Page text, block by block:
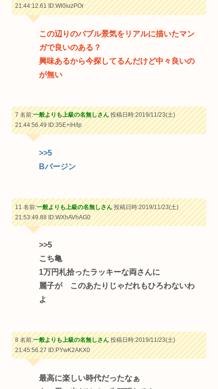
21:44:12.61ID:Wl0iuzPOr
この辺りのバブル景気をリアルに描いたマン
ガで良いのある？
興味あるから今探してるんだけど中々良いの
が無い
7 名前:一般よりも上級の名無しさん投稿日時:2019/11/23(土)
21:44:56.49ID:35E+iH/lp
>>5
Bバージン
11 名前:一般よりも上級の名無しさん投稿日時:2019/11/23(土)
21:53:49.88ID:WXhAVhAG0
>>5
こち亀
1万円札拾ったラッキーな両さんに
麗子が このあたりじゃだれもひろわないわ
よ
8 名前:一般よりも上級の名無しさん投稿日時:2019/11/23(土)
21:45:56.27ID:PYwK2AKX0
最高に楽しい時代だったなぁ